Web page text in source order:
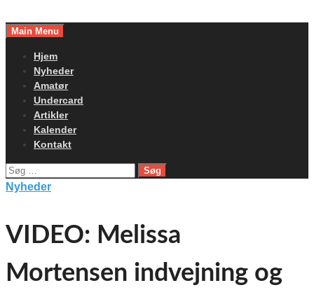
toMain Menu
Hjem
Nyheder
Amatør
Undercard
Artikler
Kalender
Kontakt
Søg
efter:
Nyheder
VIDEO: Melissa
Mortensen indvejning og